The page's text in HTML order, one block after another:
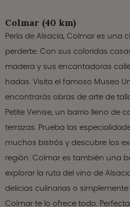
Colmar (40 km)
Perla de Alsacia, Colmar es una
perderte. Con sus coloridas
madera y sus encantadoras
hadas. Visita el famoso Museo
encontrarás obras de arte de
Petite Venise, un barrio lleno de
terrazas. Prueba las
muchos bistrós y descubre los
región. Colmar es también una
explorar la ruta del vino de
delicias culinarias o
Colmar te lo ofrece todo.